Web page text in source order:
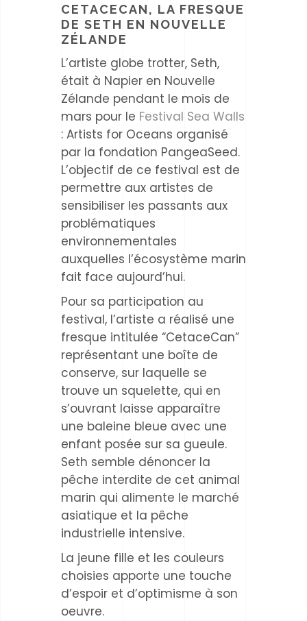
CETACECAN, LA FRESQUE
DE SETH EN NOUVELLE
ZÉLANDE
L’artiste globe trotter, Seth,
était à Napier en Nouvelle
Zélande pendant le mois de
mars pour le Festival Sea Walls
: Artists for Oceans organisé
par la fondation PangeaSeed.
L’objectif de ce festival est de
permettre aux artistes de
sensibiliser les passants aux
problématiques
environnementales
auxquelles l’écosystème marin
fait face aujourd’hui.
Pour sa participation au
festival, l’artiste a réalisé une
fresque intitulée “CetaceCan”
représentant une boîte de
conserve, sur laquelle se
trouve un squelette, qui en
s’ouvrant laisse apparaître
une baleine bleue avec une
enfant posée sur sa gueule.
Seth semble dénoncer la
pêche interdite de cet animal
marin qui alimente le marché
asiatique et la pêche
industrielle intensive.
La jeune fille et les couleurs
choisies apporte une touche
d’espoir et d’optimisme à son
oeuvre.